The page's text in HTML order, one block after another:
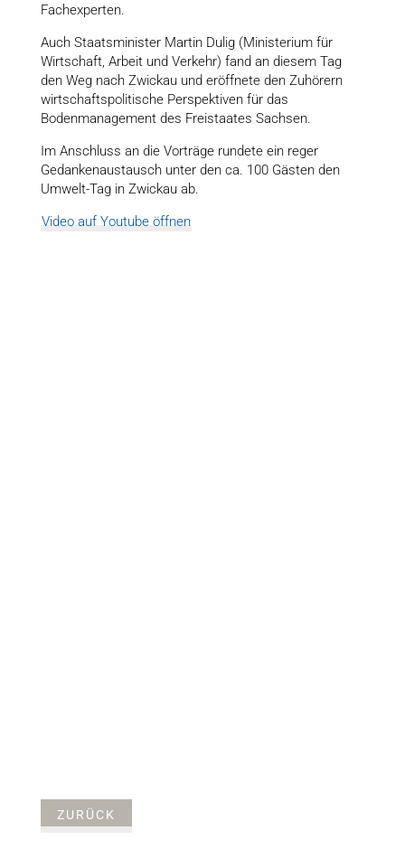
Fachexperten.
Auch Staatsminister Martin Dulig (Ministerium für
Wirtschaft, Arbeit und Verkehr) fand an diesem Tag
den Weg nach Zwickau und eröffnete den Zuhörern
wirtschaftspolitische Perspektiven für das
Bodenmanagement des Freistaates Sachsen.
Im Anschluss an die Vorträge rundete ein reger
Gedankenaustausch unter den ca. 100 Gästen den
Umwelt-Tag in Zwickau ab.
Video auf Youtube öffnen
ZURÜCK